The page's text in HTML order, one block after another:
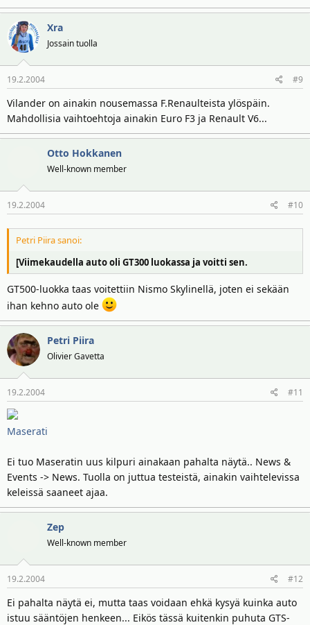
Xra
Jossain tuolla
19.2.2004 #9
Vilander on ainakin nousemassa F.Renaulteista ylöspäin.
Mahdollisia vaihtoehtoja ainakin Euro F3 ja Renault V6...
Otto Hokkanen
Well-known member
19.2.2004 #10
Petri Piira sanoi:
[Viimekaudella auto oli GT300 luokassa ja voitti sen.
GT500-luokka taas voitettiin Nismo Skylinellä, joten ei sekään
ihan kehno auto ole
Petri Piira
Olivier Gavetta
19.2.2004 #11
Maserati
Ei tuo Maseratin uus kilpuri ainakaan pahalta näytä.. News &
Events -> News. Tuolla on juttua testeistä, ainakin vaihtelevissa
keleissä saaneet ajaa.
Zep
Well-known member
19.2.2004 #12
Ei pahalta näytä ei, mutta taas voidaan ehkä kysyä kuinka auto
istuu sääntöjen henkeen... Eikös tässä kuitenkin puhuta GTS-